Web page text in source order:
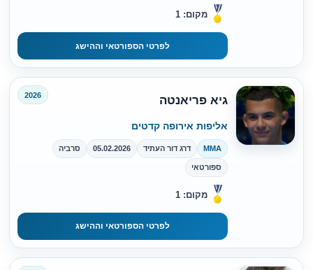
מקום: 1
לפרטי הספורטאי וההישג
גיא פריאנטה 2026
אליפות אירופה קדטים
MMA דרג דור העתיד 05.02.2026 סרביה
ספורטאי
מקום: 1
לפרטי הספורטאי וההישג